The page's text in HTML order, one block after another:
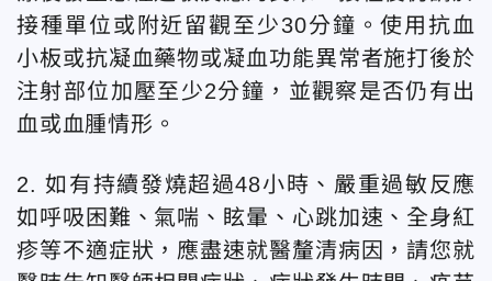
接種單位或附近留觀至少30分鐘。使用抗血
小板或抗凝血藥物或凝血功能異常者施打後於
注射部位加壓至少2分鐘，並觀察是否仍有出
血或血腫情形。
2. 如有持續發燒超過48小時、嚴重過敏反應
如呼吸困難、氣喘、眩暈、心跳加速、全身紅
疹等不適症狀，應盡速就醫釐清病因，請您就